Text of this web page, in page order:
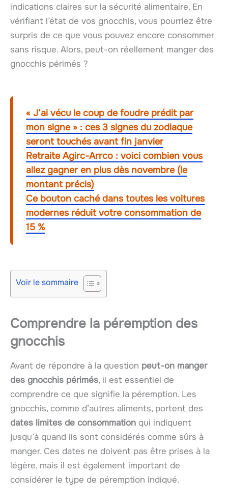
indications claires sur la sécurité alimentaire. En
vérifiant l’état de vos gnocchis, vous pourriez être
surpris de ce que vous pouvez encore consommer
sans risque. Alors, peut-on réellement manger des
gnocchis périmés ?
« J’ai vécu le coup de foudre prédit par
mon signe » : ces 3 signes du zodiaque
seront touchés avant fin janvier
Retraite Agirc-Arrco : voici combien vous
allez gagner en plus dès novembre (le
montant précis)
Ce bouton caché dans toutes les voitures
modernes réduit votre consommation de
15 %
Voir le sommaire
Comprendre la péremption des
gnocchis
Avant de répondre à la question peut-on manger
des gnocchis périmés, il est essentiel de
comprendre ce que signifie la péremption. Les
gnocchis, comme d’autres aliments, portent des
dates limites de consommation qui indiquent
jusqu’à quand ils sont considérés comme sûrs à
manger. Ces dates ne doivent pas être prises à la
légère, mais il est également important de
considérer le type de péremption indiqué.